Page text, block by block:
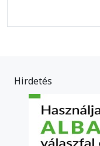
Hirdetés